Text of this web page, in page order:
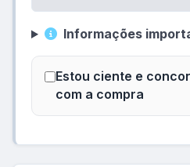
Informações
Estou ciente e
com a compra